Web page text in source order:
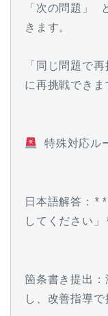
「次の問題」
きます。
「同じ問題で
に再挑戦できま
特殊対応ル
日本語解答：
してください
箇条書き提出
し、改善指導で